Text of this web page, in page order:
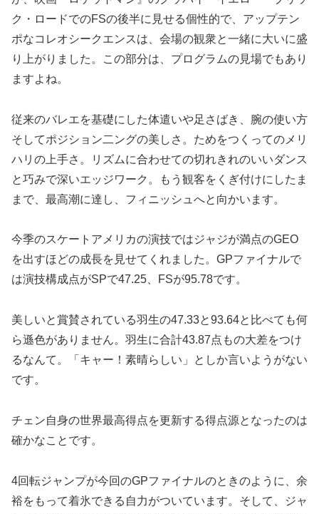
ク・ロードでのFSの後半に見せる個性的で、アップテン
ポなコレオシークエンスは、会場の観衆と一緒に大いに盛
り上がりました。この部分は、プログラムの見場でもあり
ますよね。
従来のバレエを基礎にした体遣いや足さばき、腕の使い方
そしてポジション二ングの美しさ。ためをつくってのメリ
ハリの上手さ。リズムに合わせての切れきれのいいダンス
と巧みで深いエッジワーク。もう観客をくぎ付けにしたま
まで、最高潮に達し、フィニッシュへと向かいます。
今季のスケートアメリカの演技ではジャジが満点のGEO
を出すほどの成長を見せてくれました。GPファイナルで
は演技構成点がSPで47.25、FSが95.78です。
美しいと賞賛されている羽生の47.33と93.64と比べても何
ら遜色がありません。羽生に合計43.87点もの大差をつけ
るなんて。「キャー！素晴らしい」としか言いようがない
です。
チェン自身の世界最高得点を更新する得点源となったのは
確かなことです。
4回転ジャンプが今回のGPファイナルのときのように、余
裕をもって着氷できる自力がついています。そして、ジャ